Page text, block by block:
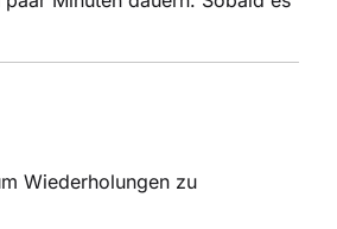
Wiederholungen zu